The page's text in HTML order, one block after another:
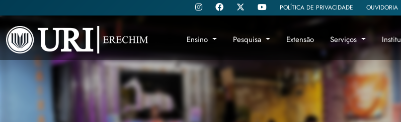
Ensino Pesquisa Extensão Serviços
POLÍTICA DE PRIVACIDADE OUVIDORIA